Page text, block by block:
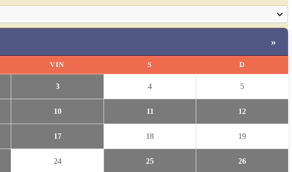
»
VIN S D
3 4 5
10 11 12
17 18 19
24 25 26